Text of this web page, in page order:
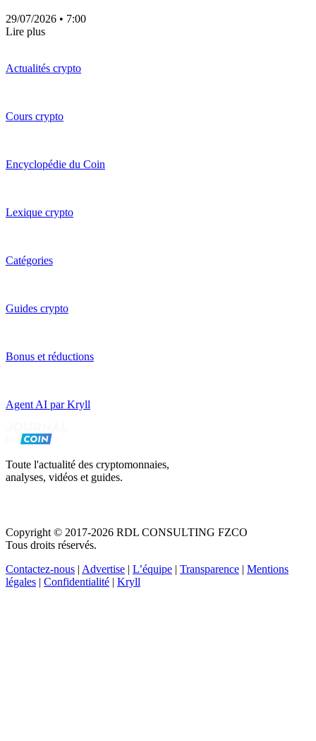
29/07/2026 • 7:00
Lire plus
Actualités crypto
Cours crypto
Encyclopédie du Coin
Lexique crypto
Catégories
Guides crypto
Bonus et réductions
Agent AI par Kryll
Toute l'actualité des cryptomonnaies,
analyses, vidéos et guides.
Copyright © 2017-2026 RDL CONSULTING FZCO
Tous droits réservés.
Contactez-nous | Advertise | L’équipe | Transparence | Mentions
légales | Confidentialité | Kryll